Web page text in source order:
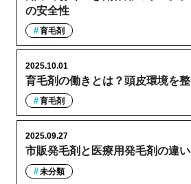
の安全性
育毛剤
育毛剤の働きとは？頭皮環境を
2025.10.01
育毛剤
市販発毛剤と医療用発毛剤の違い
2025.09.27
未分類